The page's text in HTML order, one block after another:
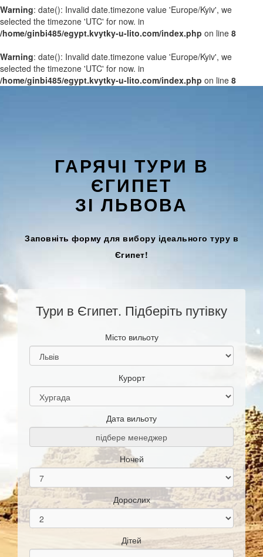
Warning: date(): Invalid date.timezone value 'Europe/Kyiv', we
selected the timezone 'UTC' for now. in
/home/ginbi485/egypt.kvytky-u-lito.com/index.php on line 8
Warning: date(): Invalid date.timezone value 'Europe/Kyiv', we
selected the timezone 'UTC' for now. in
/home/ginbi485/egypt.kvytky-u-lito.com/index.php on line 8
ГАРЯЧІ ТУРИ В
ЄГИПЕТ
ЗІ ЛЬВОВА
Заповніть форму для вибору ідеального туру в
Єгипет!
Тури в Єгипет. Підберіть путівку
Місто вильоту
Курорт
Дата вильоту
Ночей
Дорослих
Дітей